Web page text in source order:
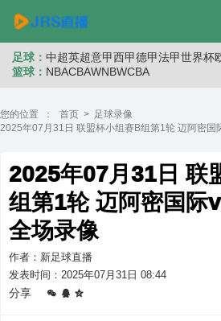
足球： 中超英超意甲西甲德甲法甲世界杯
篮球： NBACBAWNBWCBA
您的位置 ： 首页 > 足球录像
2025年07月31日 联盟杯小组赛B组第1轮 迈阿密国
2025年07月31日 联
组第1轮 迈阿密国际
全场录像
作者：新足球直播
发表时间：2025年07月31日 08:44
分享